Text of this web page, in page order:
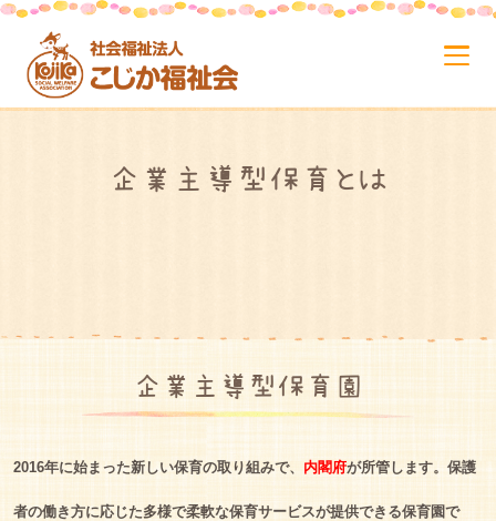
企業主導型保育とは
企業主導型保育園
2016年に始まった新しい保育の取り組みで、 内閣府が所管します。保護
者の働き方に応じた多様で柔軟な保育サービスが提供できる保育園で